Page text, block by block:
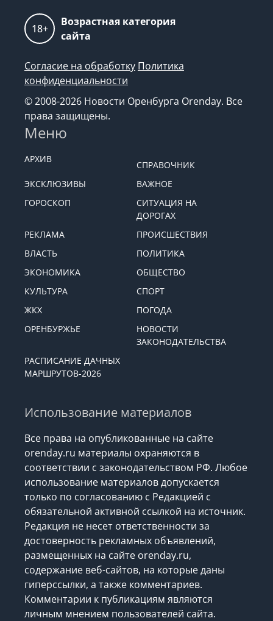
18+
Возрастная категория
сайта
Согласие на обработку Политика
конфиденциальности
© 2008-2026 Новости Оренбурга Orenday. Все
права защищены.
Меню
АРХИВ
СПРАВОЧНИК
ЭКСКЛЮЗИВЫ
ВАЖНОЕ
ГОРОСКОП
СИТУАЦИЯ НА
ДОРОГАХ
РЕКЛАМА
ПРОИСШЕСТВИЯ
ВЛАСТЬ
ПОЛИТИКА
ЭКОНОМИКА
ОБЩЕСТВО
КУЛЬТУРА
СПОРТ
ЖКХ
ПОГОДА
ОРЕНБУРЖЬЕ
НОВОСТИ
ЗАКОНОДАТЕЛЬСТВА
РАСПИСАНИЕ ДАЧНЫХ
МАРШРУТОВ-2026
Использование материалов
Все права на опубликованные на сайте
orenday.ru материалы охраняются в
соответствии с законодательством РФ. Любое
использование материалов допускается
только по согласованию с Редакцией с
обязательной активной ссылкой на источник.
Редакция не несет ответственности за
достоверность рекламных объявлений,
размещенных на сайте orenday.ru,
содержание веб-сайтов, на которые даны
гиперссылки, а также комментариев.
Комментарии к публикациям являются
личным мнением пользователей сайта.